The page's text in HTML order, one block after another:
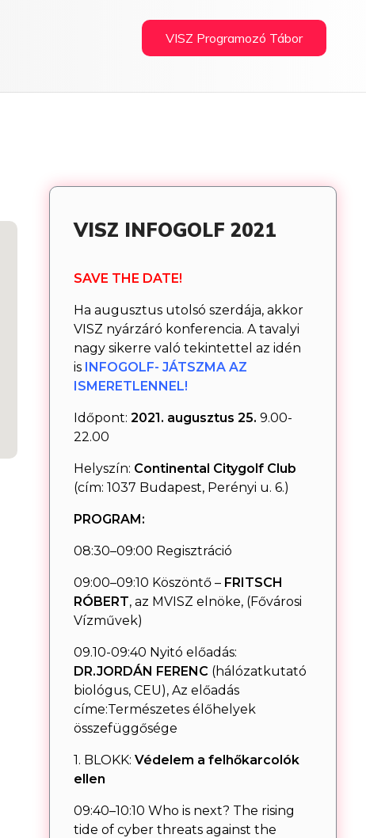
VISZ Programozó Tábor
VISZ INFOGOLF 2021
SAVE THE DATE!
Ha augusztus utolsó szerdája, akkor
VISZ nyárzáró konferencia. A tavalyi
nagy sikerre való tekintettel az idén
is INFOGOLF- JÁTSZMA AZ
ISMERETLENNEL!
Időpont: 2021. augusztus 25. 9.00-
22.00
Helyszín: Continental Citygolf Club
(cím: 1037 Budapest, Perényi u. 6.)
PROGRAM:
08:30–09:00 Regisztráció
09:00–09:10 Köszöntő – FRITSCH
RÓBERT, az MVISZ elnöke, (Fővárosi
Vízművek)
09.10-09:40 Nyitó előadás:
DR.JORDÁN FERENC(hálózatkutató
biológus, CEU), Az előadás
címe:Természetes élőhelyek
összefüggősége
1. BLOKK: Védelem a felhőkarcolók
ellen
09:40–10:10 Who is next? The rising
tide of cyber threats against the